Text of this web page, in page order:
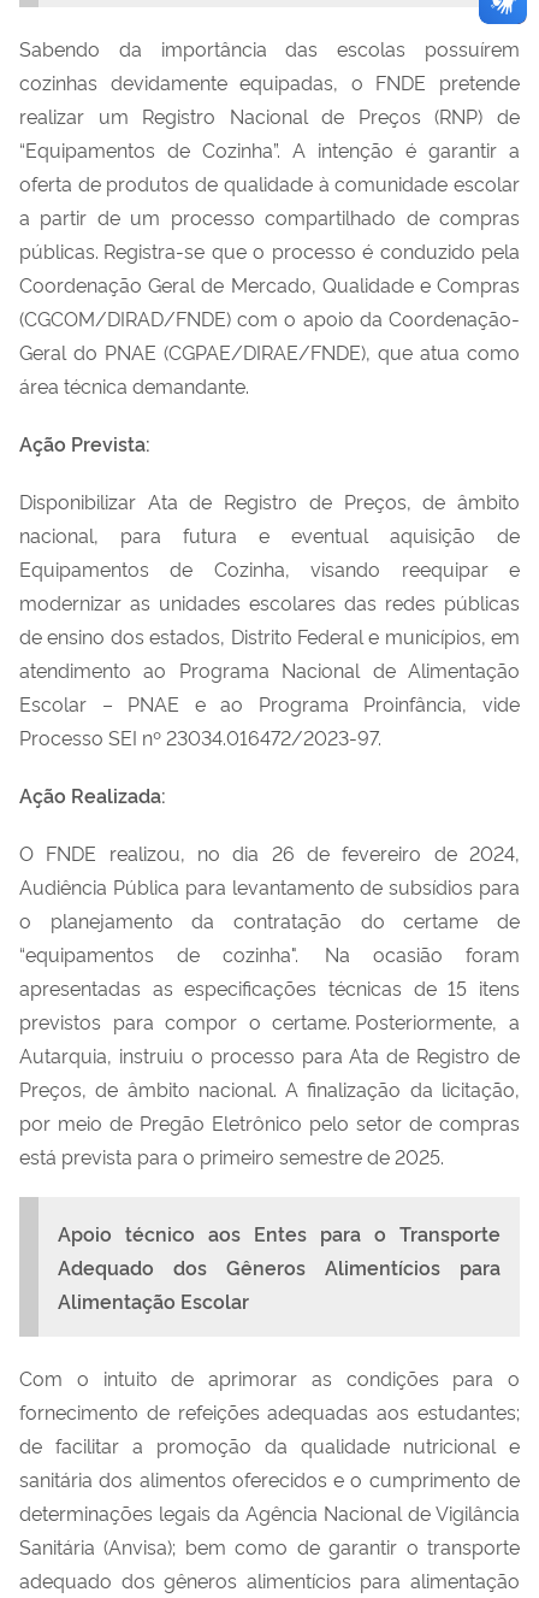
Sabendo da importância das escolas possuírem
cozinhas devidamente equipadas, o FNDE pretende
realizar um Registro Nacional de Preços (RNP) de
“Equipamentos de Cozinha”. A intenção é garantir a
oferta de produtos de qualidade à comunidade escolar
a partir de um processo compartilhado de compras
públicas. Registra-se que o processo é conduzido pela
Coordenação Geral de Mercado, Qualidade e Compras
(CGCOM/DIRAD/FNDE) com o apoio da Coordenação-
Geral do PNAE (CGPAE/DIRAE/FNDE), que atua como
área técnica demandante.
Ação Prevista:
Disponibilizar Ata de Registro de Preços, de âmbito
nacional, para futura e eventual aquisição de
Equipamentos de Cozinha, visando reequipar e
modernizar as unidades escolares das redes públicas
de ensino dos estados, Distrito Federal e municípios, em
atendimento ao Programa Nacional de Alimentação
Escolar – PNAE e ao Programa Proinfância, vide
Processo SEI nº 23034.016472/2023-97.
Ação Realizada:
O FNDE realizou, no dia 26 de fevereiro de 2024,
Audiência Pública para levantamento de subsídios para
o planejamento da contratação do certame de
“equipamentos de cozinha".
Na ocasião foram
apresentadas as especificações técnicas de 15 itens
previstos para compor o certame. Posteriormente, a
Autarquia, instruiu o processo para Ata de Registro de
Preços, de âmbito nacional.A finalização da licitação,
por meio de Pregão Eletrônico pelo setor de compras
está prevista para o primeiro semestre de 2025.
Apoio técnico aos Entes para o Transporte
Adequado dos Gêneros Alimentícios para
Alimentação Escolar
Com o intuito de aprimorar as condições para o
fornecimento de refeições adequadas aos estudantes;
de facilitar a promoção da qualidade nutricional e
sanitária dos alimentos oferecidos e o cumprimento de
determinações legais da Agência Nacional de Vigilância
Sanitária (Anvisa); bem como de garantir o transporte
adequado dos gêneros alimentícios para alimentação